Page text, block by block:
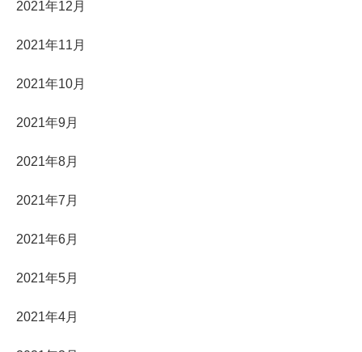
2021年12月
2021年11月
2021年10月
2021年9月
2021年8月
2021年7月
2021年6月
2021年5月
2021年4月